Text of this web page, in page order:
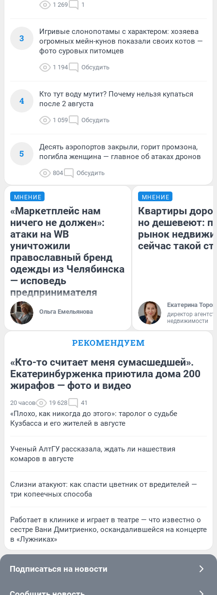
1 269 1
3
Игривые слонопотамы с характером: хозяева
огромных мейн-кунов показали своих котов —
фото суровых питомцев
1 194 Обсудить
4
Кто тут воду мутит? Почему нельзя купаться
после 2 августа
1 059 Обсудить
5
Десять аэропортов закрыли, горит промзона,
погибла женщина — главное об атаках дронов
804 Обсудить
МНЕНИЕ
«Маркетплейс нам
ничего не должен»:
атаки на WB
уничтожили
православный бренд
одежды из Челябинска
— исповедь
предпринимателя
Ольга Емельянова
МНЕНИЕ
Квартиры
но дешевеют:
рынок
сейчас такой
Екатерина
директор
недвижимости
РЕКОМЕНДУЕМ
«Кто-то считает меня сумасшедшей».
Екатеринбурженка приютила дома 200
жирафов — фото и видео
20 часов 19 628 41
«Плохо, как никогда до этого»: таролог о судьбе
Кузбасса и его жителей в августе
Ученый АлтГУ рассказала, ждать ли нашествия
комаров в августе
Слизни атакуют: как спасти цветник от вредителей —
три копеечных способа
Работает в клинике и играет в театре — что известно о
сестре Вани Дмитриенко, оскандалившейся на концерте
в «Лужниках»
Подписаться на новости